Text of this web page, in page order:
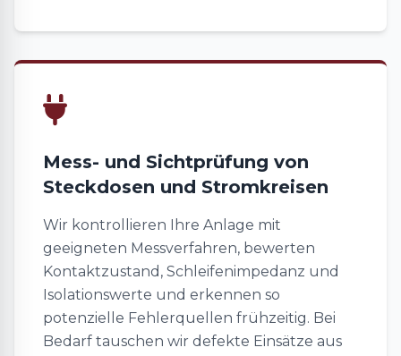
Mess- und Sichtprüfung von
Steckdosen und Stromkreisen
Wir kontrollieren Ihre Anlage mit
geeigneten Messverfahren, bewerten
Kontaktzustand, Schleifenimpedanz und
Isolationswerte und erkennen so
potenzielle Fehlerquellen frühzeitig. Bei
Bedarf tauschen wir defekte Einsätze aus